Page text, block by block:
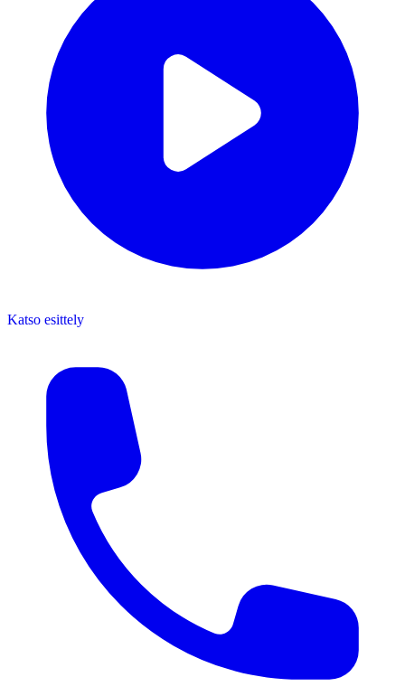
Katso esittely